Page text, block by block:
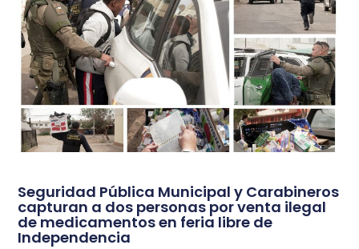
Seguridad Pública Municipal y Carabineros
capturan a dos personas por venta ilegal
de medicamentos en feria libre de
Independencia